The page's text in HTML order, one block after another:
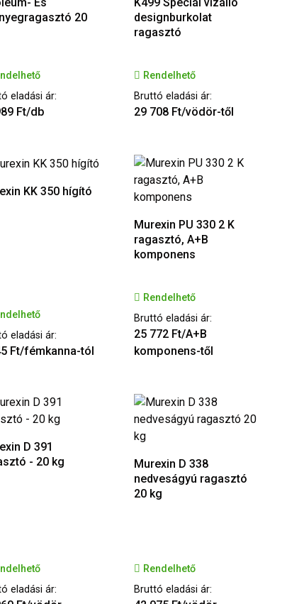
20
eladási ár:
Ft/db
designburkolat
ragasztó
Rendelhető
Bruttó eladási ár:
29 708 Ft/vödör-től
KK 350 hígító
eladási ár:
Ft/fémkanna-tól
Murexin PU 330 2 K
ragasztó, A+B
komponens
Rendelhető
Bruttó eladási ár:
25 772 Ft/A+B
komponens-től
D 391
- 20 kg
eladási ár:
Murexin D 338
nedveságyú ragasztó
20 kg
Rendelhető
Bruttó eladási ár: